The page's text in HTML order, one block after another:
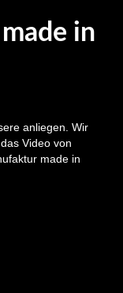
in
anliegen. Wir
Video von
made in